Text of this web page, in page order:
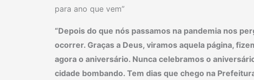
para ano que vem”
“Depois do que nós passamos na pandemia nos
ocorrer. Graças a Deus, viramos aquela página,
agora o aniversário. Nunca celebramos o
cidade bombando. Tem dias que chego na